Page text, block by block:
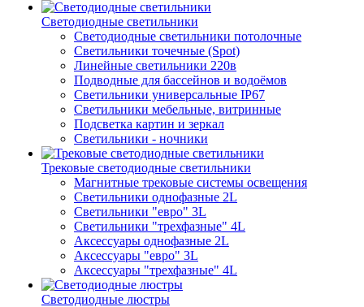
Светодиодные светильники
Светодиодные светильники потолочные
Светильники точечные (Spot)
Линейные светильники 220в
Подводные для бассейнов и водоёмов
Светильники универсальные IP67
Светильники мебельные, витринные
Подсветка картин и зеркал
Светильники - ночники
Трековые светодиодные светильники
Магнитные трековые системы освещения
Светильники однофазные 2L
Светильники "евро" 3L
Светильники "трехфазные" 4L
Аксессуары однофазные 2L
Аксессуары "евро" 3L
Аксессуары "трехфазные" 4L
Светодиодные люстры